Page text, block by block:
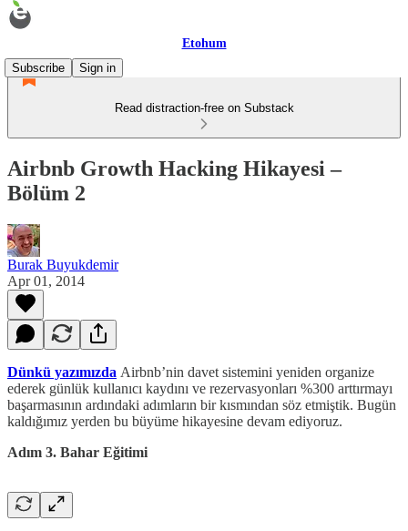
Etohum
Subscribe
Sign in
Read distraction-free on Substack
Airbnb Growth Hacking Hikayesi –
Bölüm 2
Burak Buyukdemir
Apr 01, 2014
Dünkü yazımızda Airbnb’nin davet sistemini yeniden organize
ederek günlük kullanıcı kaydını ve rezervasyonları %300 arttırmayı
başarmasının ardındaki adımların bir kısmından söz etmiştik. Bugün
kaldığımız yerden bu büyüme hikayesine devam ediyoruz.
Adım 3. Bahar Eğitimi